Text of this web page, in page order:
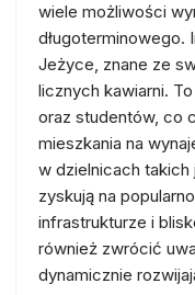
wiele możliwości
długoterminowego.
Jeżyce, znane ze
licznych kawiarni.
oraz studentów, co
mieszkania na
w dzielnicach takich
zyskują na
infrastrukturze i
również zwrócić
dynamicznie